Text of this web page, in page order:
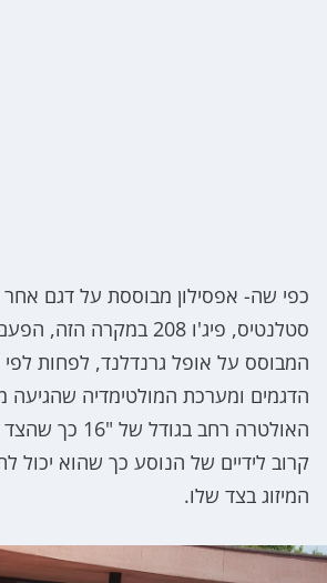
כפי שה- אפסילון מבוססת על דגם
סטלנטיס, פיג'ו 208 במקרה
המבוסס על אופל גרנדלנד, לפחות
הדגמים ומערכת המולטימדיה
האולטרה רחב
קרוב לידיים של הנוסע כך שהוא יכול
המיזוג בצד שלו.